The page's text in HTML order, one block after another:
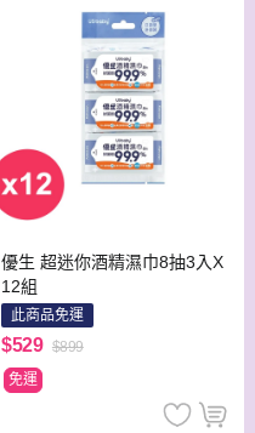
優生 超迷你酒精濕巾8抽3入X
12組
此商品免運
$529 $899
免運